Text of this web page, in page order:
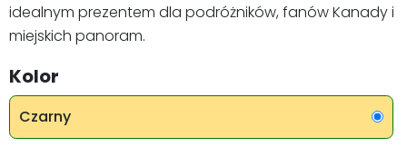
idealnym prezentem dla podróżników, fanów Kanady i
miejskich panoram.
Kolor
Czarny